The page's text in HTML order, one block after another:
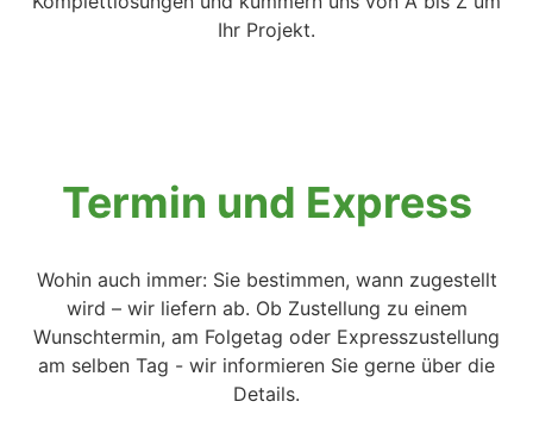
Ihr Projekt.
Termin und Express
Wohin auch immer: Sie bestimmen, wann zugestellt
wird – wir liefern ab. Ob Zustellung zu einem
Wunschtermin, am Folgetag oder Expresszustellung
am selben Tag - wir informieren Sie gerne über die
Details.